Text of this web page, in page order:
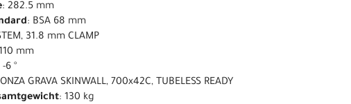
: 282.5 mm
: BSA 68 mm
31.8 mm CLAMP
mm
-6 °
GRAVA SKINWALL, 700x42C, TUBELESS READY
: 130 kg